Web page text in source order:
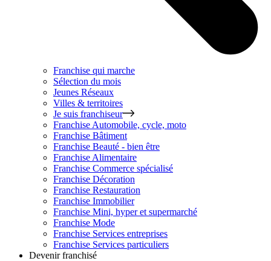
Franchise qui marche
Sélection du mois
Jeunes Réseaux
Villes & territoires
Je suis franchiseur
Franchise Automobile, cycle, moto
Franchise Bâtiment
Franchise Beauté - bien être
Franchise Alimentaire
Franchise Commerce spécialisé
Franchise Décoration
Franchise Restauration
Franchise Immobilier
Franchise Mini, hyper et supermarché
Franchise Mode
Franchise Services entreprises
Franchise Services particuliers
Devenir franchisé